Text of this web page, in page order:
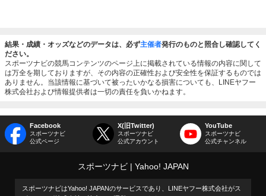
結果・成績・オッズなどのデータは、必ず主催者発行のものと照合し確認してく
ださい。
スポーツナビの競馬コンテンツのページ上に掲載されている情報の内容に関して
は万全を期しておりますが、その内容の正確性および安全性を保証するものでは
ありません。当該情報に基づいて被ったいかなる損害についても、LINEヤフー
株式会社および情報提供者は一切の責任を負いかねます。
Facebook
スポーツナビ
公式ページ
X(旧Twitter)
スポーツナビ
公式アカウント
YouTube
スポーツナビ
公式チャンネル
スポーツナビ Yahoo! JAPAN
スポーツナビはYahoo! JAPANのサービスであり、LINEヤフー株式会社がス